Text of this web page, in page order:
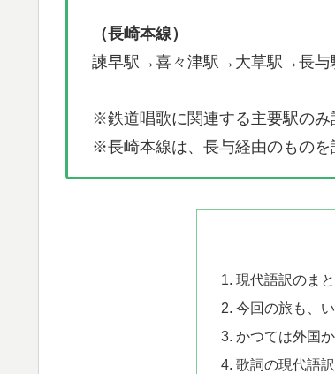
（長崎本線）
諫早駅→喜々津駅→大草駅→長
※鉄道唱歌に関連する主要駅のみ
※長崎本線は、長与経由のものを
現代語訳のまと
今回の旅も、
かつては外国
歌詞の現代語